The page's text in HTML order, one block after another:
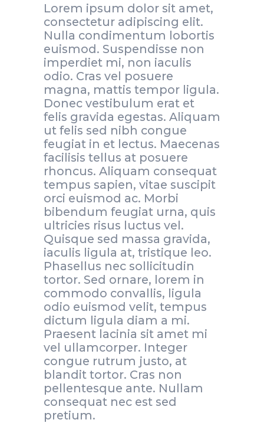
Lorem ipsum dolor sit amet,
consectetur adipiscing elit.
Nulla condimentum lobortis
euismod. Suspendisse non
imperdiet mi, non iaculis
odio. Cras vel posuere
magna, mattis tempor ligula.
Donec vestibulum erat et
felis gravida egestas. Aliquam
ut felis sed nibh congue
feugiat in et lectus. Maecenas
facilisis tellus at posuere
rhoncus. Aliquam consequat
tempus sapien, vitae suscipit
orci euismod ac. Morbi
bibendum feugiat urna, quis
ultricies risus luctus vel.
Quisque sed massa gravida,
iaculis ligula at, tristique leo.
Phasellus nec sollicitudin
tortor. Sed ornare, lorem in
commodo convallis, ligula
odio euismod velit, tempus
dictum ligula diam a mi.
Praesent lacinia sit amet mi
vel ullamcorper. Integer
congue rutrum justo, at
blandit tortor. Cras non
pellentesque ante. Nullam
consequat nec est sed
pretium.